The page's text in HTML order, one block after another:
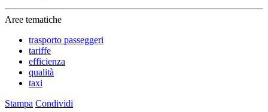
Aree tematiche
trasporto passeggeri
tariffe
efficienza
qualità
taxi
Stampa Condividi